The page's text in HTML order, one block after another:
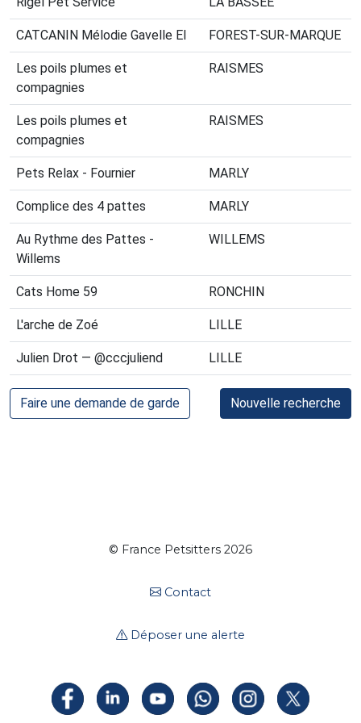
CATCANIN Mélodie Gavelle EI FOREST-SUR-MARQUE
Les poils plumes et
compagnies
RAISMES
Les poils plumes et
compagnies
RAISMES
Pets Relax - Fournier MARLY
Complice des 4 pattes MARLY
Au Rythme des Pattes -
Willems
WILLEMS
Cats Home 59 RONCHIN
L'arche de Zoé LILLE
Julien Drot — @cccjuliend LILLE
Faire une demande de garde Nouvelle recherche
© France Petsitters 2026
Contact
Déposer une alerte